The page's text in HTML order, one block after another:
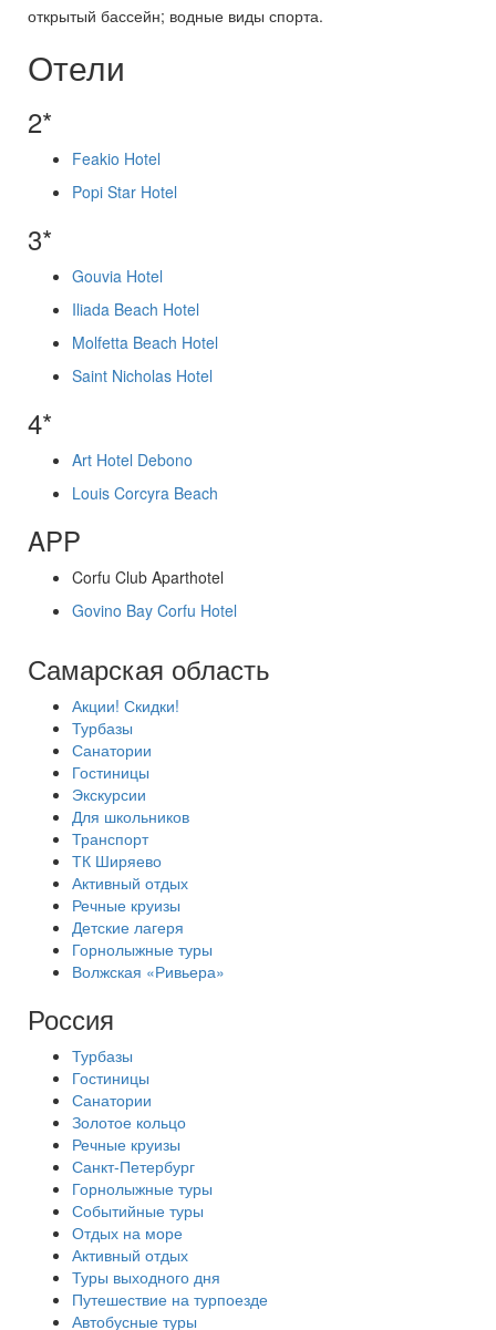
открытый бассейн; водные виды спорта.
Отели
2*
Feakio Hotel
Popi Star Hotel
3*
Gouvia Hotel
Iliada Beach Hotel
Molfetta Beach Hotel
Saint Nicholas Hotel
4*
Art Hotel Debono
Louis Corcyra Beach
APP
Corfu Club Aparthotel
Govino Bay Corfu Hotel
Самарская область
Акции! Скидки!
Турбазы
Санатории
Гостиницы
Экскурсии
Для школьников
Транспорт
ТК Ширяево
Активный отдых
Речные круизы
Детские лагеря
Горнолыжные туры
Волжская «Ривьера»
Россия
Турбазы
Гостиницы
Санатории
Золотое кольцо
Речные круизы
Санкт-Петербург
Горнолыжные туры
Событийные туры
Отдых на море
Активный отдых
Туры выходного дня
Путешествие на турпоезде
Автобусные туры